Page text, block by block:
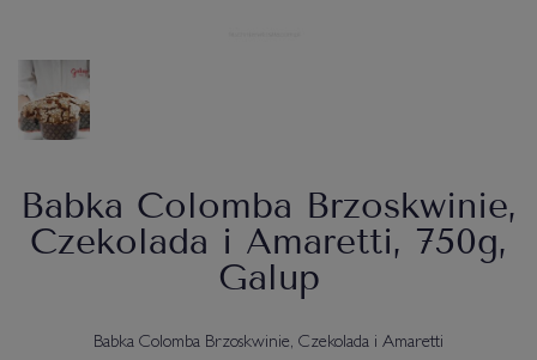
Babka Colomba Brzoskwinie,
Czekolada i Amaretti, 750g,
Galup
Babka Colomba Brzoskwinie, Czekolada i Amaretti